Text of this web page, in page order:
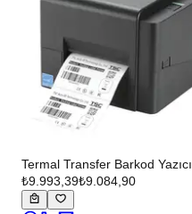
Termal Transfer Barkod Yazıcı
₺9.993,39₺9.084,90